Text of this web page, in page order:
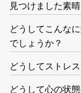
見つけました素
どうしてこんな
でしょうか？
どうしてストレ
どうして心の状